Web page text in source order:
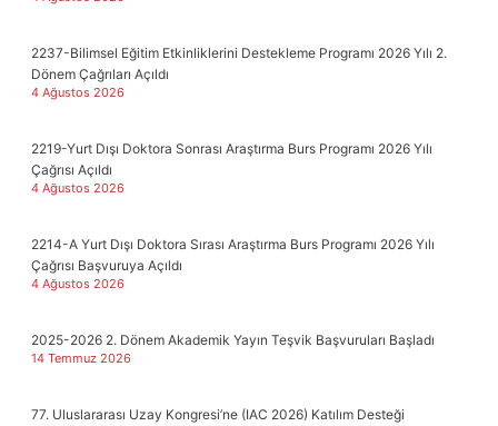
2237-Bilimsel Eğitim Etkinliklerini Destekleme Programı 2026 Yılı 2.
Dönem Çağrıları Açıldı
4 Ağustos 2026
2219-Yurt Dışı Doktora Sonrası Araştırma Burs Programı 2026 Yılı
Çağrısı Açıldı
4 Ağustos 2026
2214-A Yurt Dışı Doktora Sırası Araştırma Burs Programı 2026 Yılı
Çağrısı Başvuruya Açıldı
4 Ağustos 2026
2025-2026 2. Dönem Akademik Yayın Teşvik Başvuruları Başladı
14 Temmuz 2026
77. Uluslararası Uzay Kongresi’ne (IAC 2026) Katılım Desteği